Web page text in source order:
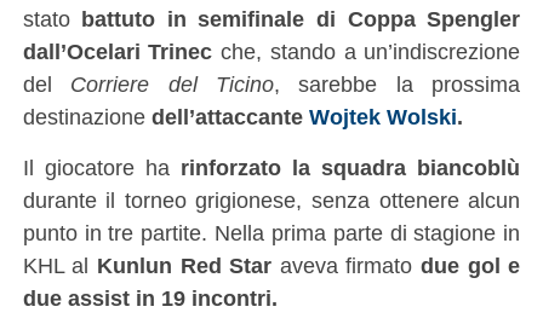
stato battuto in semifinale di Coppa Spengler
dall’Ocelari Trinec che, stando a un’indiscrezione
del Corriere del Ticino, sarebbe la prossima
destinazione dell’attaccante Wojtek Wolski.
Il giocatore ha rinforzato la squadra biancoblù
durante il torneo grigionese, senza ottenere alcun
punto in tre partite. Nella prima parte di stagione in
KHL al Kunlun Red Star aveva firmatodue gol e
due assist in 19 incontri.